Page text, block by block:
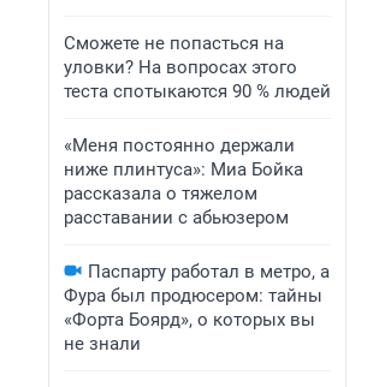
Сможете не попасться на
уловки? На вопросах этого
теста спотыкаются 90 % людей
«Меня постоянно держали
ниже плинтуса»: Миа Бойка
рассказала о тяжелом
расставании с абьюзером
Паспарту работал в метро, а
Фура был продюсером: тайны
«Форта Боярд», о которых вы
не знали